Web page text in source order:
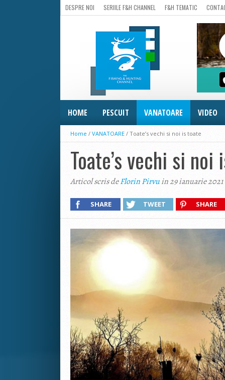
DESPRE NOI SERIILE F&H CHANNEL F&H TEMATIC
HOME PESCUIT VANATOARE VIDEO
Home / VANATOARE / Toate’s vechi si noi is toate
Toate’s vechi si
Articol scris deFlorin Pirvuin 29 ianuarie 2021
SHARE TWEET SHARE